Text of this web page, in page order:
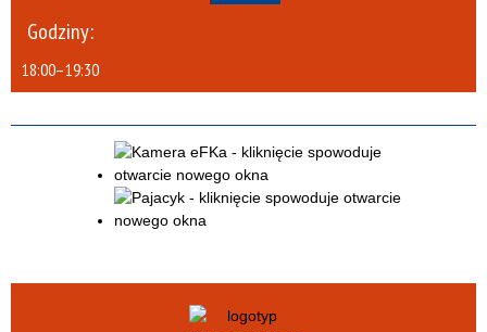
Godziny:
18:00–19:30